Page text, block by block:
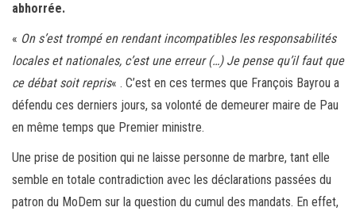
abhorrée.
« On s’est trompé en rendant incompatibles les responsabilités
locales et nationales, c’est une erreur (…) Je pense qu’il faut que
ce débat soit repris« . C’est en ces termes que François Bayrou a
défendu ces derniers jours, sa volonté de demeurer maire de Pau
en même temps que Premier ministre.
Une prise de position qui ne laisse personne de marbre, tant elle
semble en totale contradiction avec les déclarations passées du
patron du MoDem sur la question du cumul des mandats. En effet,